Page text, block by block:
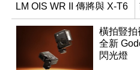
LM OIS WR II 傳將與 X-T6
同步亮相
橫拍豎拍
全新
閃光燈